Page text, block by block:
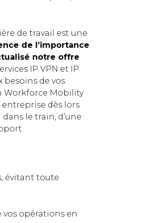
de travail est une
de l’importance
notre offre
IP VPN et IP
besoins de vos
Workforce Mobility
entreprise dès lors
le train, d’une
évitant toute
opérations en